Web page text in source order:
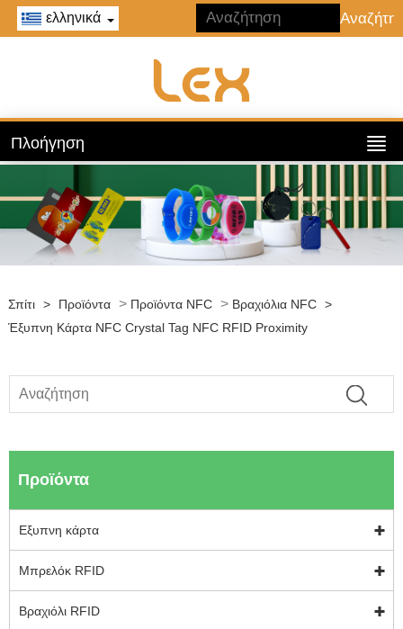
ελληνικά
Πλοήγηση
Σπίτι > Προϊόντα > Προϊόντα NFC > Βραχιόλια NFC >
Έξυπνη Κάρτα NFC Crystal Tag NFC RFID Proximity
Προϊόντα
Εξυπνη κάρτα
Μπρελόκ RFID
Βραχιόλι RFID